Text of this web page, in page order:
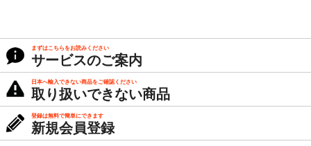
まずはこちらをお読みください
サービスのご案内
日本へ輸入できない商品をご確認ください
取り扱いできない商品
登録は無料で簡単にできます
新規会員登録